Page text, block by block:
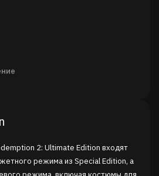
2: Ultimate Edition входят
режима из Special Edition, а